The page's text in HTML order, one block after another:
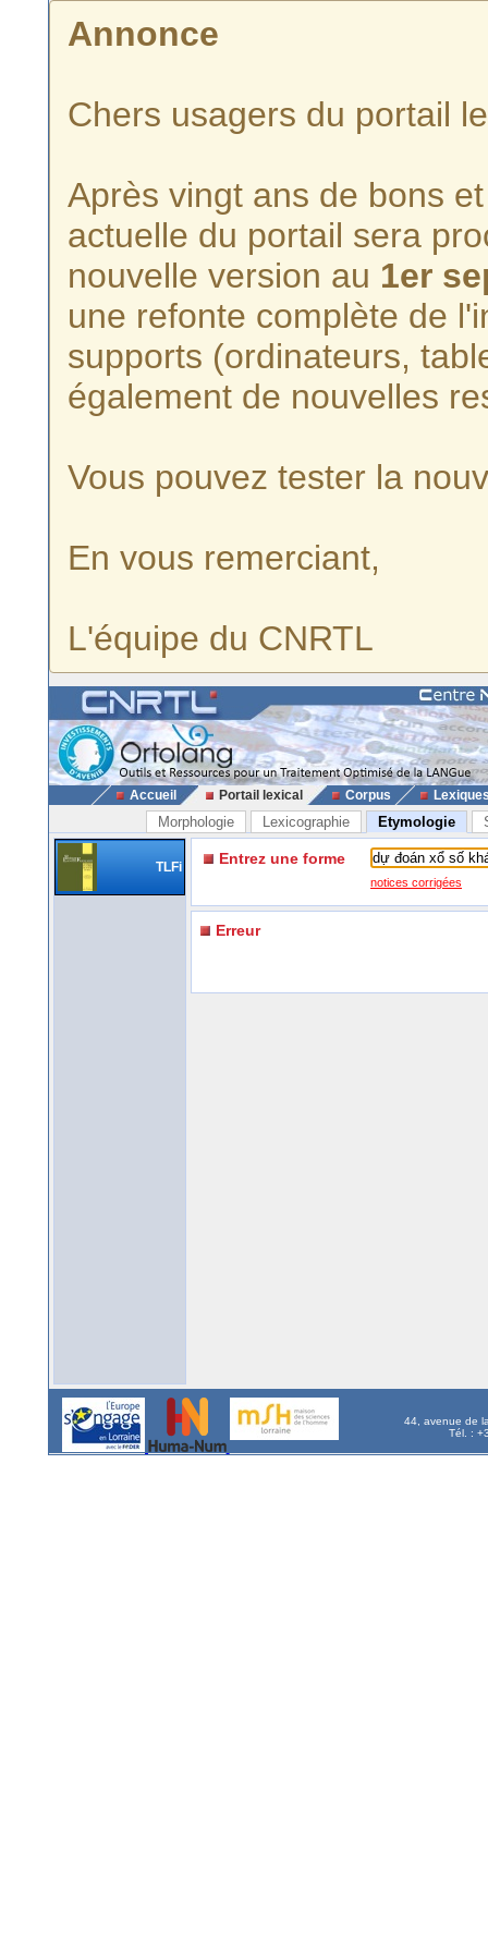
Annonce
Chers usagers du portail
Après vingt ans de bons
actuelle du portail sera
nouvelle version au 1er
une refonte complète de
supports (ordinateurs,
également de nouvelles
Vous pouvez tester la
En vous remerciant,
L'équipe du CNRTL
Accueil Portail lexical Corpus
Morphologie Lexicographie Etymologie
TLFi Entrez une forme
notices corrigées
Erreur
44, avenue de
Tél. :